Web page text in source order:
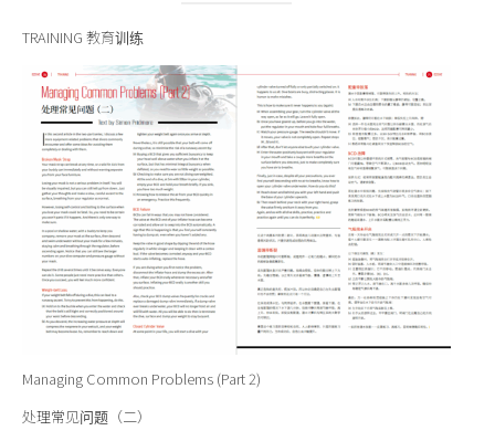
TRAINING 教育训练
Managing Common Problems (Part 2)
处理常见问题（二）